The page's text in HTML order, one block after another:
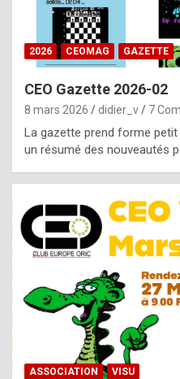
2026 CEOMAG GAZETTE
CEO Gazette 2026-02
8 mars 2026 didier_v 7
La gazette prend forme petit
un résumé des nouveautés
ASSOCIATION VISU